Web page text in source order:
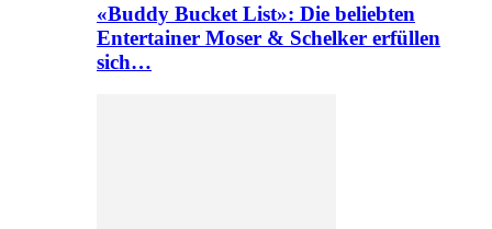
«Buddy Bucket List»: Die beliebten
Entertainer Moser & Schelker erfüllen
sich…